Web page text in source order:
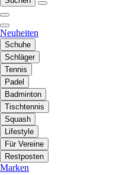
Neuheiten
Schuhe
Schläger
Tennis
Padel
Badminton
Tischtennis
Squash
Lifestyle
Für Vereine
Restposten
Marken